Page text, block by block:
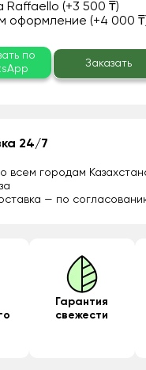
Raffaello (+3 500 ₸)
оформление (+4 000
по
Заказать
24/7
всем городам
— по
Гарантия
свежести